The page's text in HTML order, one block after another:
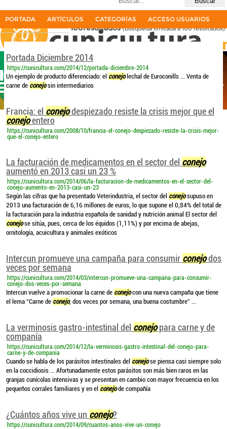
La primera revista del sector cunícola en español
PORTADA ARTÍCULOS CATEGORÍAS ACCESO USUARIOS
Espemas de conejo
100resultados(búsqueda limitada a 100 resultados)
Portada Diciembre 2014
https://cunicultura.com/2014/12/portada-diciembre-2014
Un ejemplo de producto diferenciado: el conejolechal de Euroconills ... Venta de
carne de conejosin intermediarios
Francia: el conejodespiezado resiste la crisis mejor que el
conejoentero
https://cunicultura.com/2008/10/francia-el-conejo-despiezado-resiste-la-crisis-mejor-
que-el-conejo-entero
La facturación de medicamentos en el sector del conejo
aumentó en 2013 casi un 23 %
https://cunicultura.com/2014/06/la-facturacion-de-medicamentos-en-el-sector-del-
conejo-aumento-en-2013-casi-un-23
Según las cifras que ha presentado Veterindustria, el sector del conejosupuso en
2013 una facturación de 6,16 millones de euros, lo que supone el 0,84% del total de
la facturación para la industria española de sanidad y nutrición animal El sector del
conejose sitúa, pues, cerca de los équidos (1,11%) y por encima de abejas,
ornitología, acuicultura y animales exóticos
Intercun promueve una campaña para consumir conejodos
veces por semana
https://cunicultura.com/2014/03/intercun-promueve-una-campana-para-consumir-
conejo-dos-veces-por-semana
Intercun vuelve a promocionar la carne de conejocon una nueva campaña que tiene
el lema “Carne de conejo, dos veces por semana, una buena costumbre” ...
La verminosis gastro-intestinal del conejopara carne y de
companía
https://cunicultura.com/2014/12/la-verminosis-gastro-intestinal-del-conejo-para-
carne-y-de-compania
Cuando se habla de los parásitos intestinales del conejose piensa casi siempre solo
en la coccidiosis ... Afortunadamente estos parásitos son más bien raros en las
granjas cunícolas intensivas y se presentan en cambio con mayor frecuencia en los
pequeños corrales familiares y en el conejode compañía
¿Cuántos años vive un conejo?
https://cunicultura.com/2014/09/cuantos-anos-vive-un-conejo